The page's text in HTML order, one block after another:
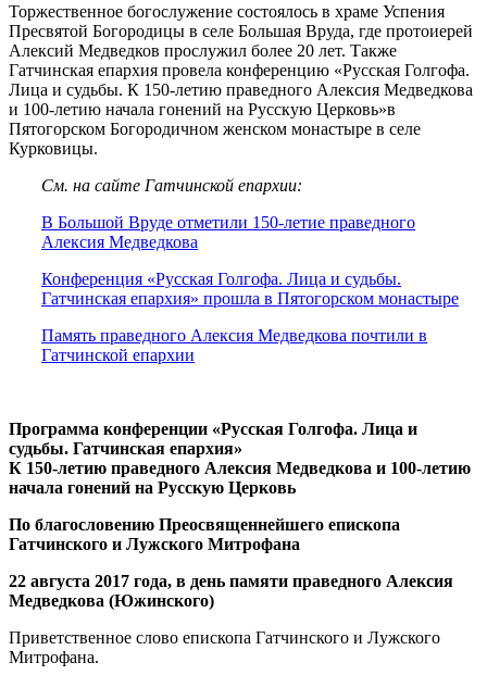
Торжественное богослужение состоялось в храме Успения
Пресвятой Богородицы в селе Большая Вруда, где протоиерей
Алексий Медведков прослужил более 20 лет. Также
Гатчинская епархия провела конференцию «Русская Голгофа.
Лица и судьбы. К 150-летию праведного Алексия Медведкова
и 100-летию начала гонений на Русскую Церковь»в
Пятогорском Богородичном женском монастыре в селе
Курковицы.
См. на сайте Гатчинской епархии:
В Большой Вруде отметили 150-летие праведного
Алексия Медведкова
Конференция «Русская Голгофа. Лица и судьбы.
Гатчинская епархия» прошла в Пятогорском монастыре
Память праведного Алексия Медведкова почтили в
Гатчинской епархии
Программа конференции «Русская Голгофа. Лица и
судьбы. Гатчинская епархия»
К 150-летию праведного Алексия Медведкова и 100-летию
начала гонений на Русскую Церковь
По благословению Преосвященнейшего епископа
Гатчинского и Лужского Митрофана
22 августа 2017 года, в день памяти праведного Алексия
Медведкова (Южинского)
Приветственное слово епископа Гатчинского и Лужского
Митрофана.